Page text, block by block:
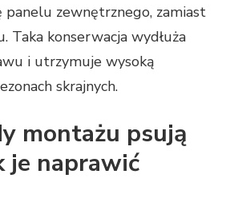
panelu zewnętrznego, zamiast
Taka konserwacja wydłuża
i utrzymuje wysoką
skrajnych.
montażu psują
je naprawić